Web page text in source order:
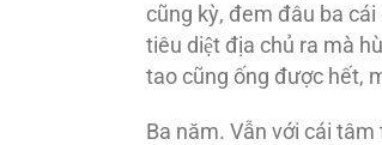
cũng kỳ, đem đâu ba
tiêu diệt địa chủ ra mà
tao cũng ống được hết,
Ba năm. Vẫn với cái